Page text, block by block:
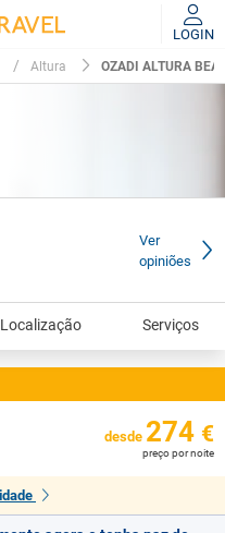
LOGIN
Altura OZADI ALTURA
Ver
opiniões
Localização Serviços
desde 274 €
preço por noite